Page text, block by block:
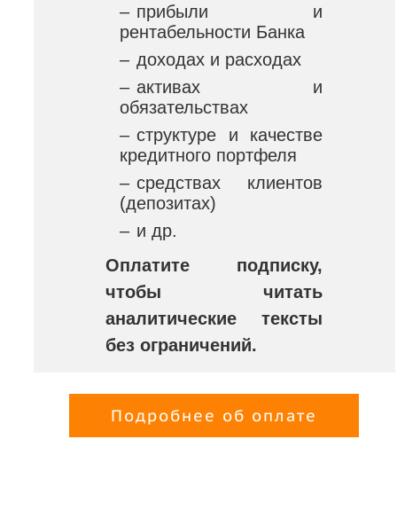
– прибыли и
рентабельности Банка
– доходах и расходах
– активах и
обязательствах
– структуре и качестве
кредитного портфеля
– средствах клиентов
(депозитах)
– и др.
Оплатите подписку,
чтобы читать
аналитические тексты
без ограничений.
Подробнее об оплате